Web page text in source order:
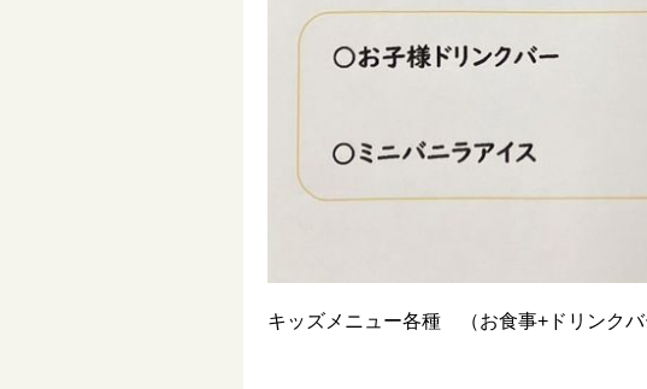
キッズメニュー各種 （お食事+ドリンクバ